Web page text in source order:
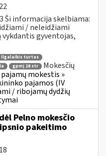
Ši informacija skelbiama:
/ neleidžiami
gyventojas,
ilgalaikis turtas
gpmį 18 str
Mokesčių
mokestis »
pajamos (IV
/ ribojamų dydžių
Pelno mokesčio
pakeitimo